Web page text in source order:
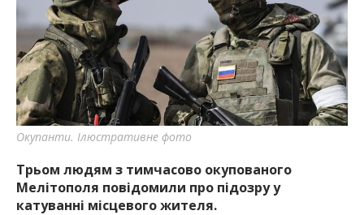
Окупанти. Ілюстративне фото
Трьом людям з тимчасово окупованого
Мелітополя повідомили про підозру у
катуванні місцевого жителя.